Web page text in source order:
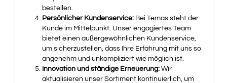
bestellen.
Persönlicher Kundenservice:Bei Temas steht der
Kunde im Mittelpunkt. Unser engagiertes Team
bietet einen außergewöhnlichen Kundenservice,
um sicherzustellen, dass Ihre Erfahrung mit uns so
angenehm und unkompliziert wie möglich ist.
Innovation und ständige Erneuerung:Wir
aktualisieren unser Sortiment kontinuierlich, um